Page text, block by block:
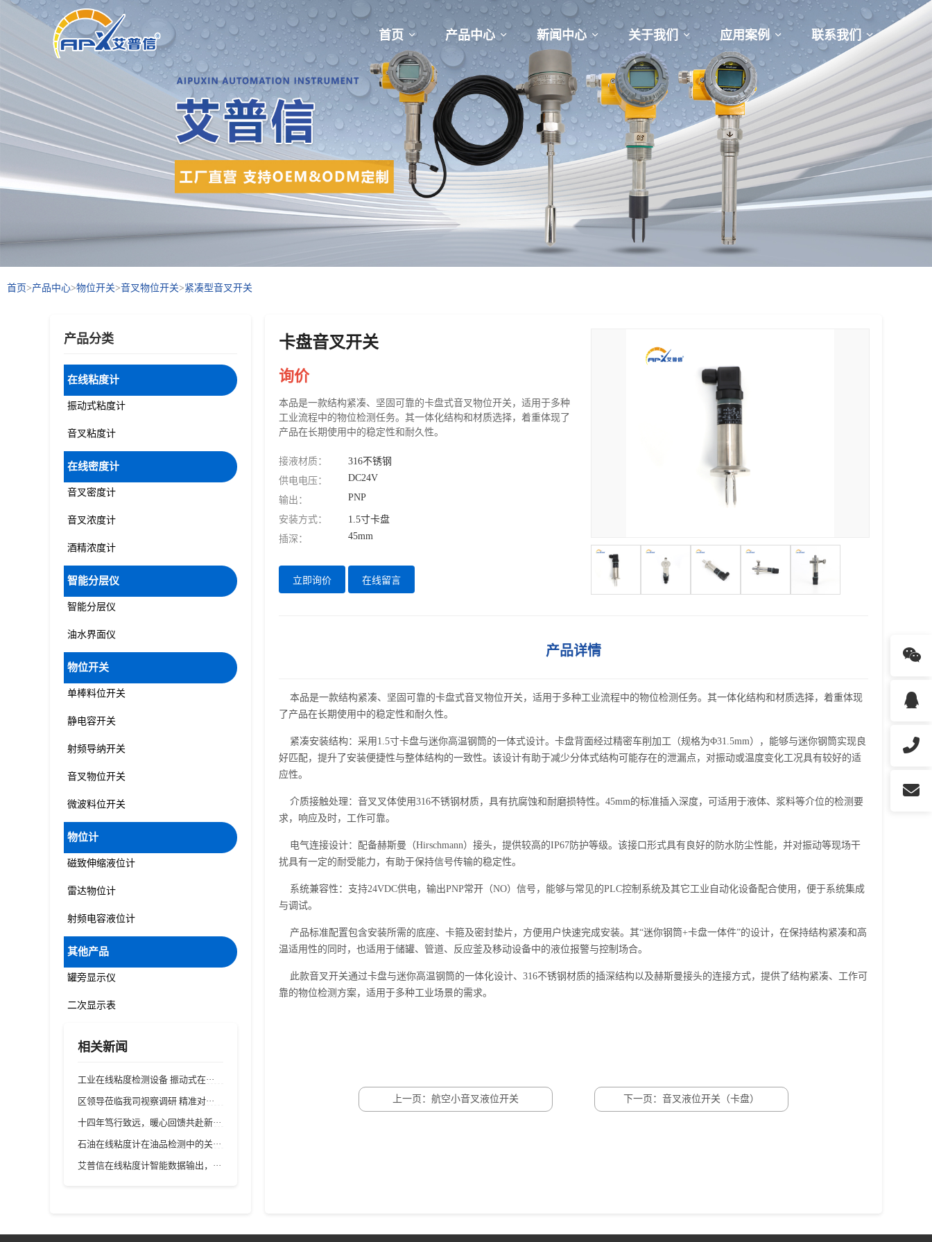
首页 产品中心 新闻中心 关于我们 应用案例 联系我们
首页>产品中心>物位开关>音叉物位开关>紧凑型音叉开关
产品分类
在线粘度计
振动式粘度计
音叉粘度计
在线密度计
音叉密度计
音叉浓度计
酒精浓度计
智能分层仪
智能分层仪
油水界面仪
物位开关
单棒料位开关
静电容开关
射频导纳开关
音叉物位开关
微波料位开关
物位计
磁致伸缩液位计
雷达物位计
射频电容液位计
其他产品
罐旁显示仪
二次显示表
相关新闻
工业在线粘度检测设备 振动式在···
区领导莅临我司视察调研 精准对···
十四年笃行致远，暖心回馈共赴新···
石油在线粘度计在油品检测中的关···
艾普信在线粘度计智能数据输出，···
卡盘音叉开关
询价
本品是一款结构紧凑、坚固可靠的卡盘式音叉物位开关，适用于多种
工业流程中的物位检测任务。其一体化结构和材质选择，着重体现了
产品在长期使用中的稳定性和耐久性。
接液材质：
316不锈钢
供电电压：
DC24V
输出： PNP
安装方式：
1.5寸卡盘
插深：
45mm
立即询价 在线留言
产品详情
本品是一款结构紧凑、坚固可靠的卡盘式音叉物位开关，适用于多种工业流程中的物位检测任务。其一体化结构和材质选择，着重体现
了产品在长期使用中的稳定性和耐久性。
紧凑安装结构：采用1.5寸卡盘与迷你高温钢筒的一体式设计。卡盘背面经过精密车削加工（规格为Φ31.5mm），能够与迷你钢筒实现良
好匹配，提升了安装便捷性与整体结构的一致性。该设计有助于减少分体式结构可能存在的泄漏点，对振动或温度变化工况具有较好的适
应性。
介质接触处理：音叉叉体使用316不锈钢材质，具有抗腐蚀和耐磨损特性。45mm的标准插入深度，可适用于液体、浆料等介位的检测要
求，响应及时，工作可靠。
电气连接设计：配备赫斯曼（Hirschmann）接头，提供较高的IP67防护等级。该接口形式具有良好的防水防尘性能，并对振动等现场干
扰具有一定的耐受能力，有助于保持信号传输的稳定性。
系统兼容性：支持24VDC供电，输出PNP常开（NO）信号，能够与常见的PLC控制系统及其它工业自动化设备配合使用，便于系统集成
与调试。
产品标准配置包含安装所需的底座、卡箍及密封垫片，方便用户快速完成安装。其“迷你钢筒+卡盘一体件”的设计，在保持结构紧凑和高
温适用性的同时，也适用于储罐、管道、反应釜及移动设备中的液位报警与控制场合。
此款音叉开关通过卡盘与迷你高温钢筒的一体化设计、316不锈钢材质的插深结构以及赫斯曼接头的连接方式，提供了结构紧凑、工作可
靠的物位检测方案，适用于多种工业场景的需求。
上一页：航空小音叉液位开关 下一页：音叉液位开关（卡盘）